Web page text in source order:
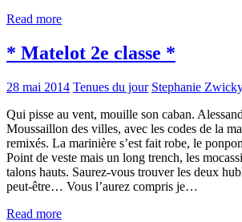
Read more
* Matelot 2e classe *
28 mai 2014 Tenues du jour Stephanie
Qui pisse au vent, mouille son caban.
Moussaillon des villes, avec les codes de la
remixés. La marinière s’est fait robe, le
Point de veste mais un long trench, les
talons hauts. Saurez-vous trouver les deux
peut-être… Vous l’aurez compris je…
Read more